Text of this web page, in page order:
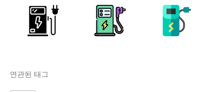
연관된 태그